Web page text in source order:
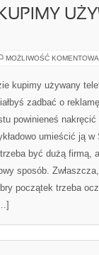
MOŻLIWOŚĆ
kupimy używany
zadbać o
powinieneś
umieścić ją
być dużą firmą,
sposób.
początek trzeba